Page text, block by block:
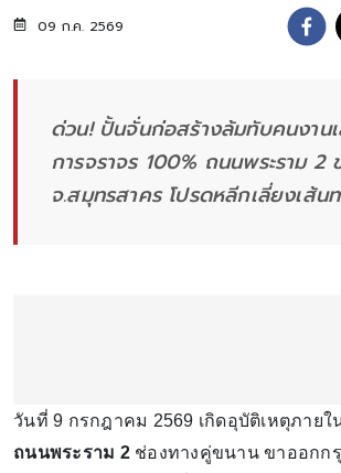
09 ก.ค. 2569
ด่วน! ปั้นจั่นก่อสร้างล้มทับคนงาน
การจราจร 100% ถนนพระราม 2
จ.สมุทรสาคร โปรดหลีกเลี่ยงเส้น
วันที่ 9 กรกฎาคม 2569 เกิดอุบัติเหตุภาย
ถนนพระราม 2ช่องทางคู่ขนาน ขาออกก